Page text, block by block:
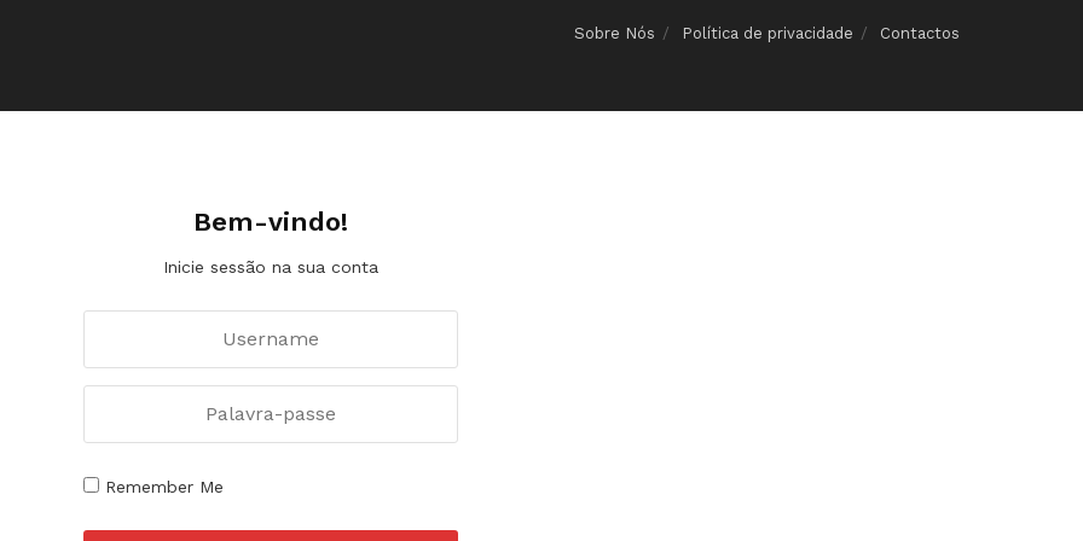
Sobre Nós Política de privacidade Contactos
Bem-vindo!
Inicie sessão na sua conta
Remember Me